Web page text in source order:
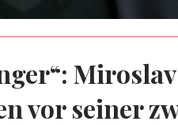
Miroslav
vor seiner